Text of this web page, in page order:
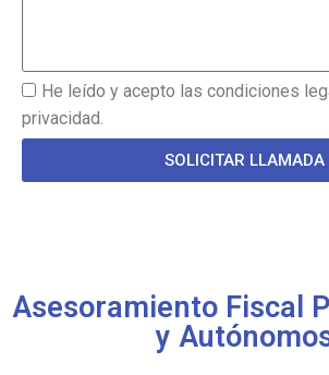
He leído y acepto las condiciones
privacidad.
SOLICITAR LLAMADA
Asesoramiento Fiscal
y